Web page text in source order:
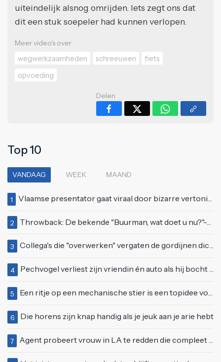
uiteindelijk alsnog omrijden. Iets zegt ons dat
dit een stuk soepeler had kunnen verlopen.
Meer video's over
wegwerkzaamheden
schreeuwen
fiets
opvoeding
Delen
Top 10
VANDAAG WEEK MAAND
1 Vlaamse presentator gaat viraal door bizarre vertoning op live televisie: "Helemaal stijf van de bloem"
2 Throwback: De bekende "Buurman, wat doet u nu?"-scène uit Flodder met Tatjana Šimić
3 Collega's die "overwerken" vergaten de gordijnen dicht te doen
4 Pechvogel verliest zijn vriendin én auto als hij bocht te scherp neemt
5 Een ritje op een mechanische stier is een topidee voor een eerste date
6 Die horens zijn knap handig als je jeuk aan je arie hebt
7 Agent probeert vrouw in LA te redden die compleet van het padje is